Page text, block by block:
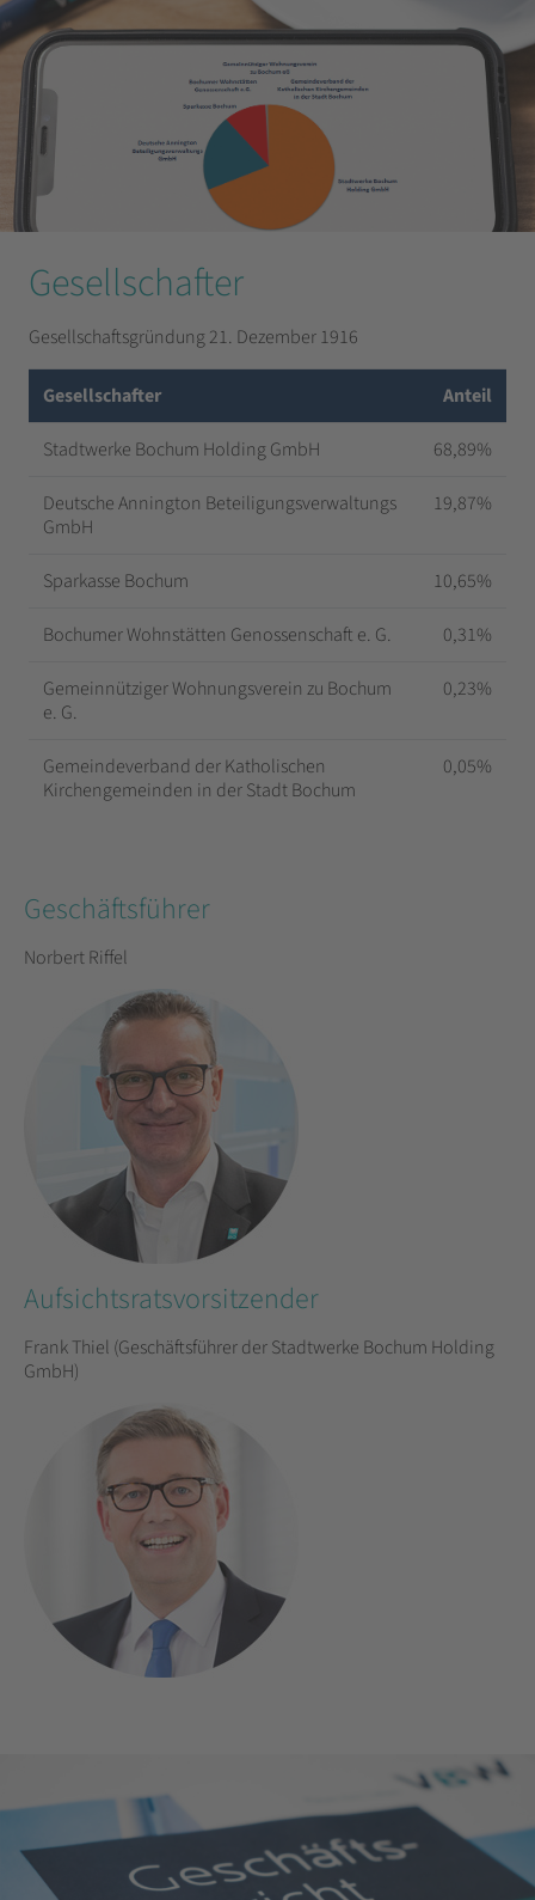
Gesellschafter
Gesellschaftsgründung 21. Dezember 1916
Gesellschafter Anteil
Stadtwerke Bochum Holding GmbH 68,89%
Deutsche Annington Beteiligungsverwaltungs
GmbH
19,87%
Sparkasse Bochum 10,65%
Bochumer Wohnstätten Genossenschaft e. G. 0,31%
Gemeinnütziger Wohnungsverein zu Bochum
e. G.
0,23%
Gemeindeverband der Katholischen
Kirchengemeinden in der Stadt Bochum
0,05%
Geschäftsführer
Norbert Riffel
Aufsichtsratsvorsitzender
Frank Thiel (Geschäftsführer der Stadtwerke Bochum Holding
GmbH)